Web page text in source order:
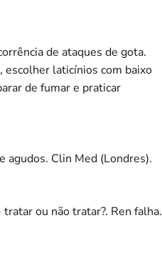
de ataques de gota.
escolher laticínios com baixo
de fumar e praticar
agudos. Clin Med (Londres).
ou não tratar?. Ren falha.